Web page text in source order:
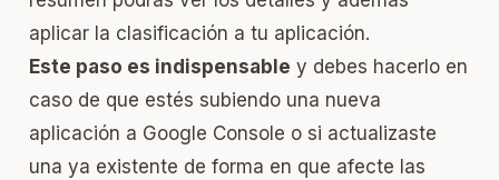
aplicar la clasificación a tu aplicación.
Este paso es indispensable y debes hacerlo en
caso de que estés subiendo una nueva
aplicación a Google Console o si actualizaste
una ya existente de forma en que afecte las